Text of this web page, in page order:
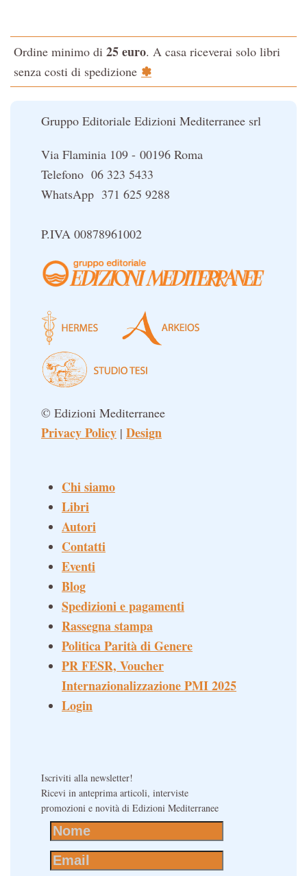
La Cabala
Il potere del serpente
Ordine minimo di 25 euro. A casa riceverai solo libri
senza costi di spedizione ✽
Gruppo Editoriale Edizioni Mediterranee srl
Via Flaminia 109 - 00196 Roma
Telefono 06 323 5433
WhatsApp 371 625 9288
P.IVA 00878961002
© Edizioni Mediterranee
Privacy Policy | Design
Chi siamo
Libri
Autori
Contatti
Eventi
Blog
Spedizioni e pagamenti
Rassegna stampa
Politica Parità di Genere
PR FESR, Voucher
Internazionalizzazione PMI 2025
Login
Iscriviti alla newsletter!
Ricevi in anteprima articoli, interviste
promozioni e novità di Edizioni Mediterranee